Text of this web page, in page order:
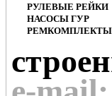
РУЛЕВЫЕ РЕЙКИ
НАСОСЫ ГУР
РЕМКОМПЛЕКТЫ